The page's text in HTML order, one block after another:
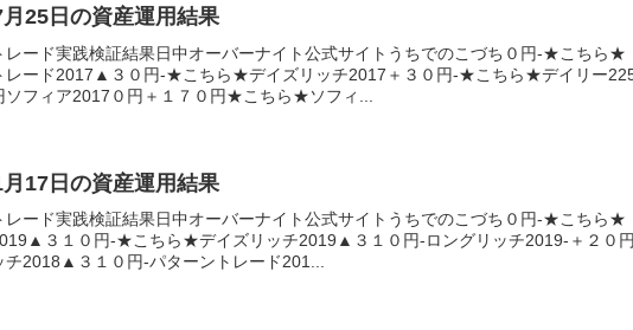
25日の資産運用結果
レード実践検証結果日中オーバーナイト公式サイトうちでのこづち０円-★こちら★
レード2017▲３０円-★こちら★デイズリッチ2017＋３０円-★こちら★デイリー
ソフィア2017０円＋１７０円★こちら★ソフィ...
17日の資産運用結果
レード実践検証結果日中オーバーナイト公式サイトうちでのこづち０円-★こちら★
３１０円-★こちら★デイズリッチ2019▲３１０円-ロングリッチ2019-＋２０円
チ2018▲３１０円-パターントレード201...